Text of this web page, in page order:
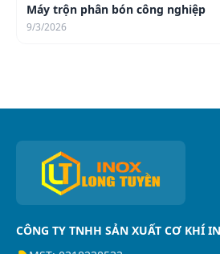
Máy trộn phân bón công nghiệp
9/3/2026
CÔNG TY TNHH SẢN XUẤT CƠ KHÍ